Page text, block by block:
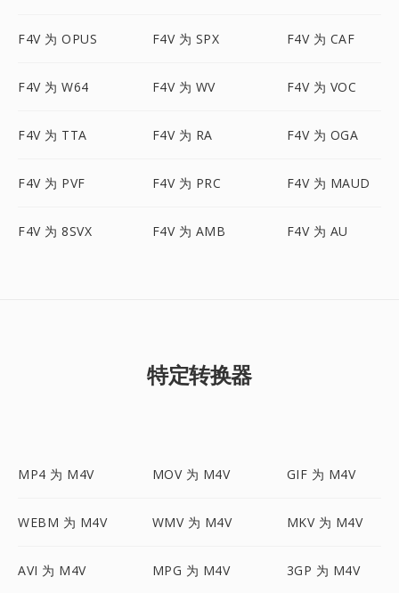
F4V 为 OPUS F4V 为 SPX F4V 为 CAF
F4V 为 W64 F4V 为 WV F4V 为 VOC
F4V 为 TTA F4V 为 RA F4V 为 OGA
F4V 为 PVF F4V 为 PRC F4V 为 MAUD
F4V 为 8SVX F4V 为 AMB F4V 为 AU
特定转换器
MP4 为 M4V MOV 为 M4V GIF 为 M4V
WEBM 为 M4V WMV 为 M4V MKV 为 M4V
AVI 为 M4V MPG 为 M4V 3GP 为 M4V